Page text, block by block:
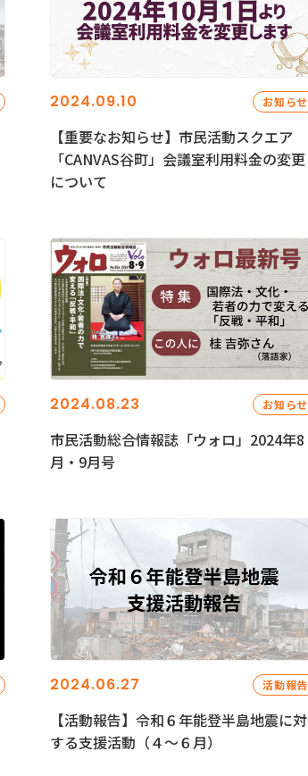
2024.09.10 お知らせ
【重要なお知らせ】市民活動スクエア
「CANVAS谷町」会議室利用料金の変更
について
2024.08.23 お知らせ
市民活動総合情報誌「ウォロ」2024年8
月・9月号
2024.06.27 活動報告
【活動報告】令和６年能登半島地震に対
する支援活動（４〜６月）